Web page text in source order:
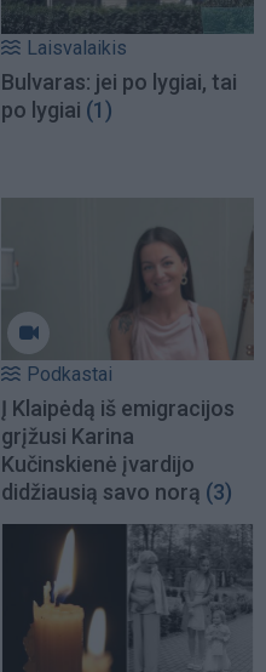
Laisvalaikis
Bulvaras: jei po lygiai, tai
po lygiai (1)
Podkastai
Į Klaipėdą iš emigracijos
grįžusi Karina
Kučinskienė įvardijo
didžiausią savo norą (3)